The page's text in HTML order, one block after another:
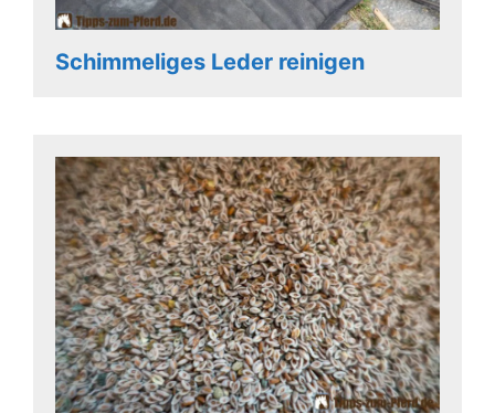
Schimmeliges Leder reinigen